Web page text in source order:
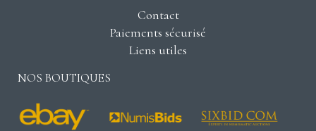
Contact
Paiements sécurisé
Liens utiles
NOS BOUTIQUES